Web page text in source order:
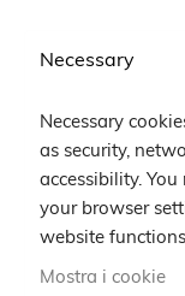
di
Necessary
Necessary
as security,
accessibility.
your browser
website functions.
Mostra i cookie